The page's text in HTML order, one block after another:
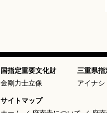
国指定重要文化財
金剛力士立像
三重県
アイナシ
サイトマップ